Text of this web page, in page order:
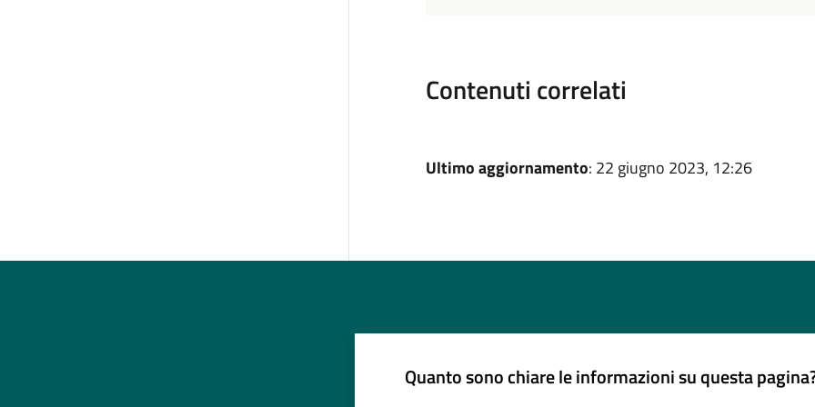
Contenuti correlati
Ultimo aggiornamento: 22 giugno 2023, 12:26
Quanto sono chiare le informazioni su questa